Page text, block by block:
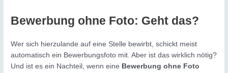
Bewerbung ohne Foto: Geht das?
Wer sich hierzulande auf eine Stelle bewirbt, schickt meist
automatisch ein Bewerbungsfoto mit. Aber ist das wirklich nötig?
Und ist es ein Nachteil, wenn eine Bewerbung ohne Foto